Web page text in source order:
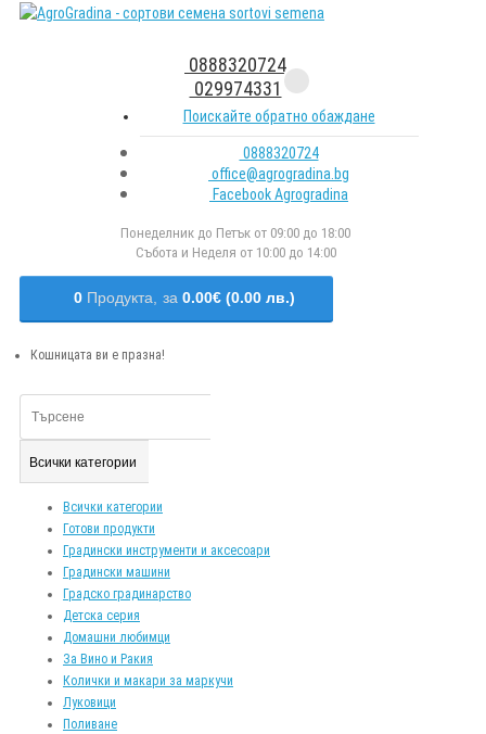
0888320724
029974331
Поискайте обратно обаждане
0888320724
office@agrogradina.bg
Facebook Agrogradina
Понеделник до Петък от 09:00 до 18:00
Събота и Неделя от 10:00 до 14:00
0 Продукта, за 0.00€ (0.00 лв.)
Кошницата ви е празна!
Всички категории
Всички категории
Готови продукти
Градински инструменти и аксесоари
Градински машини
Градско градинарство
Детска серия
Домашни любимци
За Вино и Ракия
Колички и макари за маркучи
Луковици
Поливане